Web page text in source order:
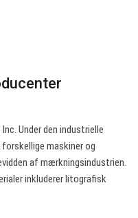
Under den industrielle
maskiner og
af mærkningsindustrien.
inkluderer litografisk